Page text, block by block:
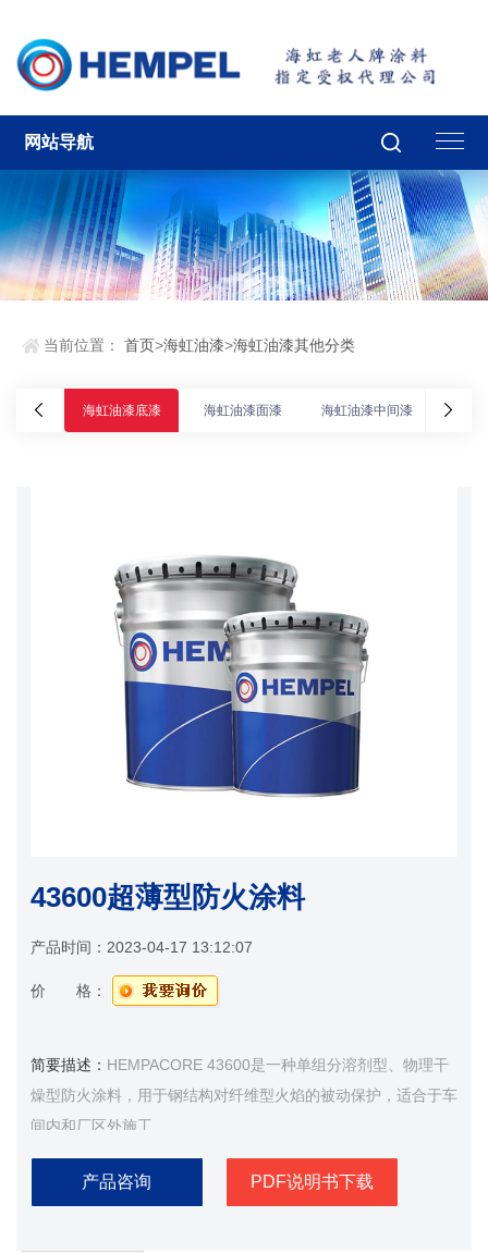
网站导航
当前位置：首页>海虹油漆>海虹油漆其他分类
海虹油漆底漆 海虹油漆面漆 海虹油漆中间漆 海虹油
43600超薄型防火涂料
产品时间： 2023-04-17 13:12:07
价 格：
简要描述： HEMPACORE 43600是一种单组分溶剂型、物理干
燥型防火涂料，用于钢结构对纤维型火焰的被动保护，适合于车
间内和厂区外施工
产品咨询 PDF说明书下载